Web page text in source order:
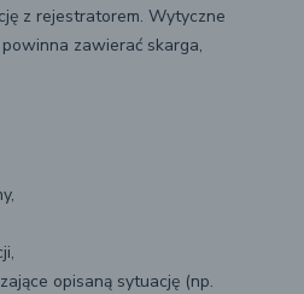
z rejestratorem. Wytyczne
zawierać skarga,
opisaną sytuację (np.